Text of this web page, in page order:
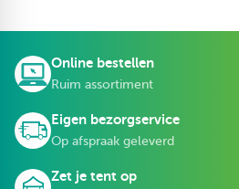
Online bestellen
Ruim assortiment
Eigen bezorgservice
Op afspraak geleverd
Zet je tent op